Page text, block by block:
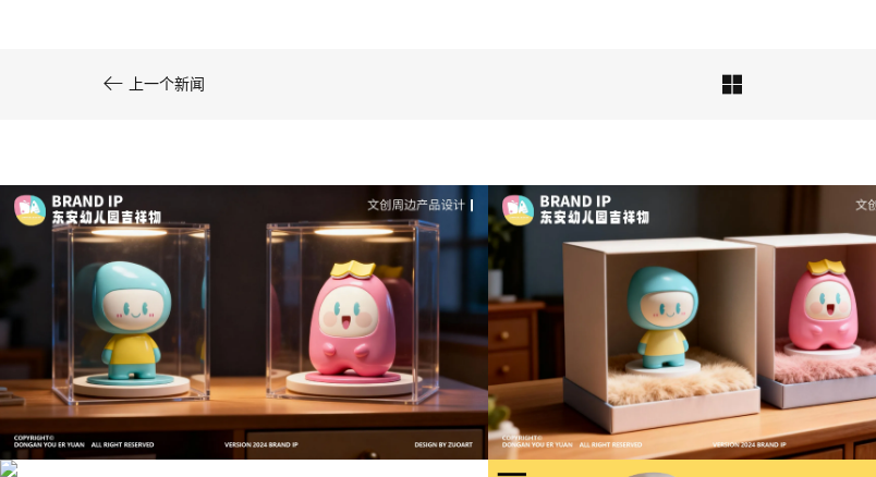
 上一个新闻 
文创产品设计的成本控制——实战技巧 | IP设计公
司-佐案设计
从战略高度审视文旅ip设计，我们发现这……